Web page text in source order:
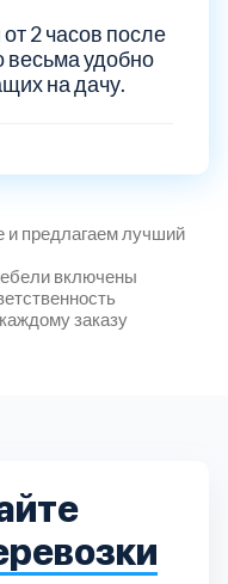
2 часов после
весьма удобно
на дачу.
и предлагаем лучший
включены
заказу